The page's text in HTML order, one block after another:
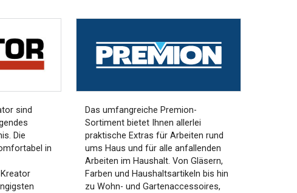
sind
Die
in
Das umfangreiche Premion-
Sortiment bietet Ihnen allerlei
praktische Extras für Arbeiten rund
ums Haus und für alle anfallenden
Arbeiten im Haushalt. Von Gläsern,
Farben und Haushaltsartikeln bis hin
zu Wohn- und Gartenaccessoires,